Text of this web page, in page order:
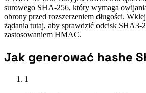
surowego SHA-256, który wymaga
obrony przed rozszerzeniem długości.
żądania tutaj, aby sprawdzić odcisk SHA3-
zastosowaniem HMAC.
Jak generować hashe
1